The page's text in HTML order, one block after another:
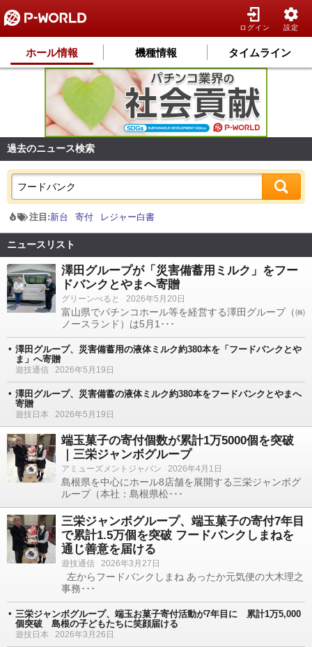
ログイン 設定
ホール情報 機種情報 タイムライン
過去のニュース検索
注目:新台 寄付 レジャー白書
ニュースリスト
澤田グループが「災害備蓄用ミルク」をフー
ドバンクとやまへ寄贈
グリーンべると 2026年5月20日
富山県でパチンコホール等を経営する澤田グループ（㈱
ノースランド）は5月1･･･
澤田グループ、災害備蓄用の液体ミルク約380本を「フードバンクとや
ま」へ寄贈
遊技通信 2026年5月19日
澤田グループ、災害備蓄の液体ミルク約380本をフードバンクとやまへ
寄贈
遊技日本 2026年5月19日
端玉菓子の寄付個数が累計1万5000個を突破
｜三栄ジャンボグループ
アミューズメントジャパン 2026年4月1日
島根県を中心にホール8店舗を展開する三栄ジャンボグ
ループ（本社：島根県松･･･
三栄ジャンボグループ、端玉菓子の寄付7年目
で累計1.5万個を突破 フードバンクしまねを
通じ善意を届ける
遊技通信 2026年3月27日
左からフードバンクしまね あったか元気便の大木理之
事務･･･
三栄ジャンボグループ、端玉お菓子寄付活動が7年目に 累計1万5,000
個突破 島根の子どもたちに笑顔届ける
遊技日本 2026年3月26日